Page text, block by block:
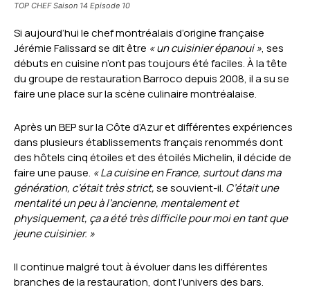
TOP CHEF Saison 14 Episode 10
Si aujourd’hui le chef montréalais d’origine française
Jérémie Falissard se dit être « un cuisinier épanoui », ses
débuts en cuisine n’ont pas toujours été faciles. À la tête
du groupe de restauration Barroco depuis 2008, il a su se
faire une place sur la scène culinaire montréalaise.
Après un BEP sur la Côte d’Azur et différentes expériences
dans plusieurs établissements français renommés dont
des hôtels cinq étoiles et des étoilés Michelin, il décide de
faire une pause. « La cuisine en France, surtout dans ma
génération, c’était très strict,se souvient-il. C’était une
mentalité un peu à l’ancienne, mentalement et
physiquement, ça a été très difficile pour moi en tant que
jeune cuisinier. »
Il continue malgré tout à évoluer dans les différentes
branches de la restauration, dont l’univers des bars.